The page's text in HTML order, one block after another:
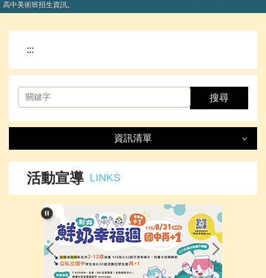
高中美術班招生資訊。
:::
搜尋
資訊清單
資訊清單 LIST
最新消息
處室簡介
榮譽事項
活動宣導 LINKS